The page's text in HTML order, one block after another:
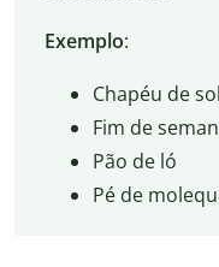
Exemplo:
Chapéu de sol
Fim de
Pão de ló
Pé de